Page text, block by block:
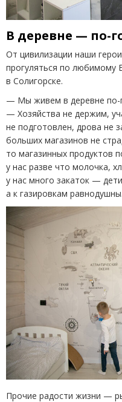
В деревне — по-
От цивилизации наши
прогуляться по любимому
в Солигорске.
— Мы живем в деревне по-
— Хозяйства не держим,
не подготовлен, дрова не
больших магазинов не
то магазинных продуктов
у нас разве что молочка,
у нас много закаток —
а к газировкам равнодушны.
Прочие радости жизни —